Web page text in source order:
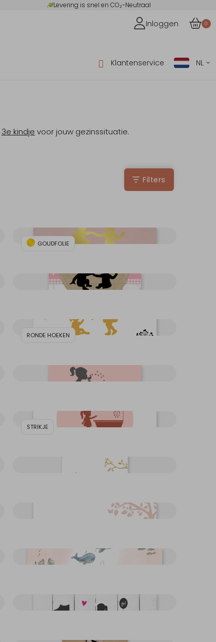
Levering is snel en CO₂-Neutraal
Inloggen 0
Klantenservice NL
3e kindje voor jouw gezinssituatie.
Filters
GOUDFOLIE
RONDE HOEKEN
STRIKJE